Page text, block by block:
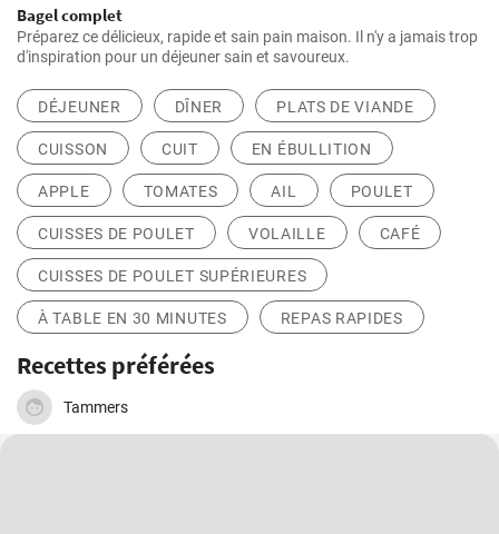
Bagel complet
Préparez ce délicieux, rapide et sain pain maison. Il n'y a jamais trop
d'inspiration pour un déjeuner sain et savoureux.
DÉJEUNER DÎNER PLATS DE VIANDE
CUISSON CUIT EN ÉBULLITION
APPLE TOMATES AIL POULET
CUISSES DE POULET VOLAILLE CAFÉ
CUISSES DE POULET SUPÉRIEURES
À TABLE EN 30 MINUTES REPAS RAPIDES
Recettes préférées
Tammers